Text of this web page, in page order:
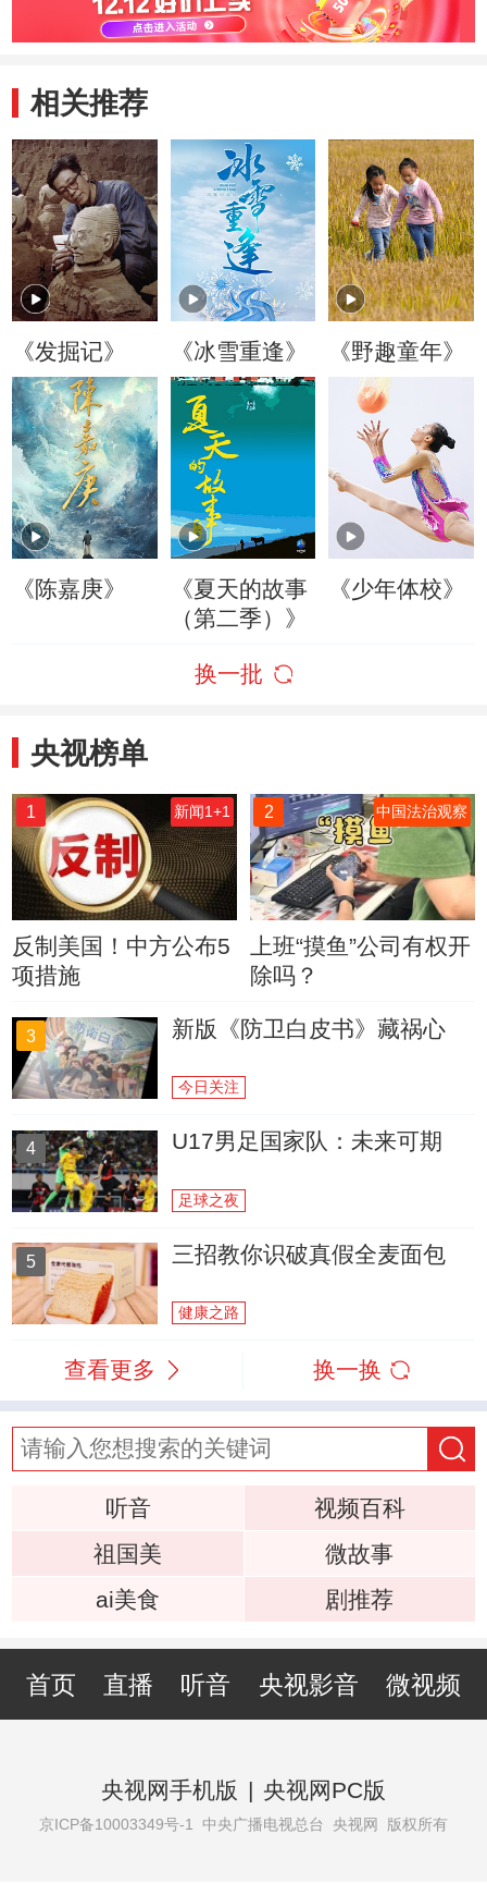
相关推荐
《发掘记》 《冰雪重逢》 《野趣童年》
《陈嘉庚》
《夏天的故事
（第二季）》
《少年体校》
换一批
央视榜单
1 新闻1+1
反制美国！中方公布5
项措施
2 中国法治观察
上班“摸鱼”公司有权开
除吗？
3 新版《防卫白皮书》藏祸心
今日关注
4 U17男足国家队：未来可期
足球之夜
5 三招教你识破真假全麦面包
健康之路
查看更多 换一换
听音
视频百科
祖国美
微故事
ai美食
剧推荐
首页 直播 听音 央视影音 微视频
央视网手机版 | 央视网PC版
京ICP备10003349号-1 中央广播电视总台 央视网 版权所有